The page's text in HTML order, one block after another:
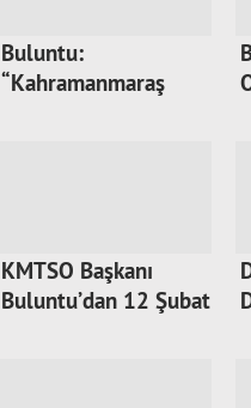
Buluntu:
“Kahramanmaraş
KMTSO Başkanı
Buluntu’dan 12 Şubat